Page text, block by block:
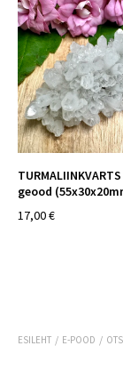
geood
17,00 €
ESILEHT / E-POOD /